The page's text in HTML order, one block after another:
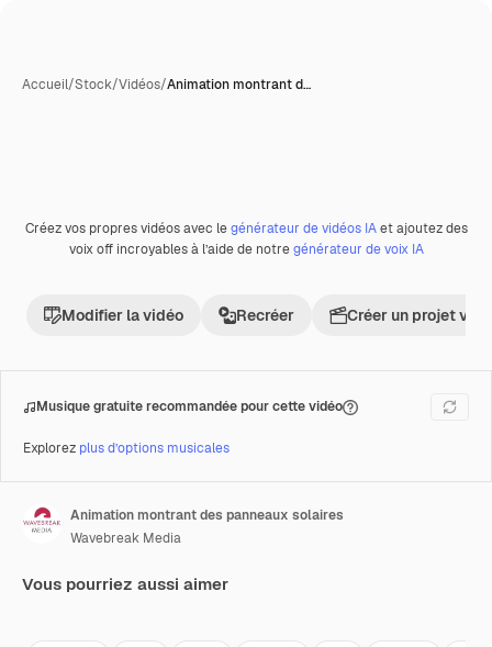
Accueil/Stock/Vidéos/Animation montrant d…
Premium
Créez vos propres vidéos avec legénérateur de vidéos IAet ajoutez des
voix off incroyables à l’aide de notregénérateur de voix IA
Modifier la vidéo Recréer Créer un projet
Musique gratuite recommandée pour cette vidéo
Explorez plus d’options musicales
Animation montrant des panneaux solaires
Wavebreak Media
Vous pourriez aussi aimer